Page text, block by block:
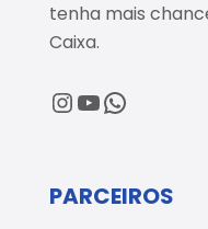
tenha mais
Caixa.
Central de
PARCEIROS